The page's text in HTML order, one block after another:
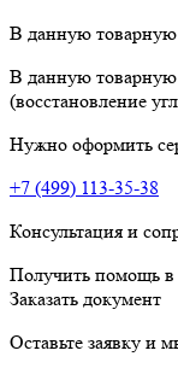
В данную товарную
В данную товарную
(восстановление
Нужно оформить
+7 (499) 113-35-38
Консультация и
Получить помощь
Заказать документ
Оставьте заявку и